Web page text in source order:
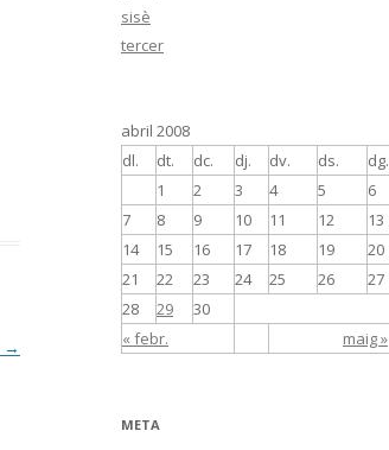
→
sisè
tercer
abril 2008
dl.
dt. dc. dj. dv. ds. dg.
« febr. maig »
1 2 3 4 5
6
7
8 9 10 11 12
13
14
15 16 17 18 19
20
21
22 23 24 25 26
27
28
29 30
META